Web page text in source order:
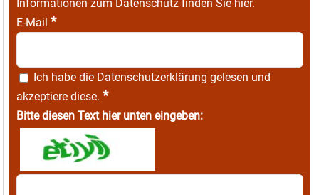
Informationen zum Datenschutz finden Sie hier.
E-Mail *
Ich habe die Datenschutzerklärung gelesen und
akzeptiere diese. *
Bitte diesen Text hier unten eingeben: